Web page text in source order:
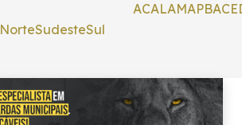
NorteSudesteSul
ACALAMAPBACE